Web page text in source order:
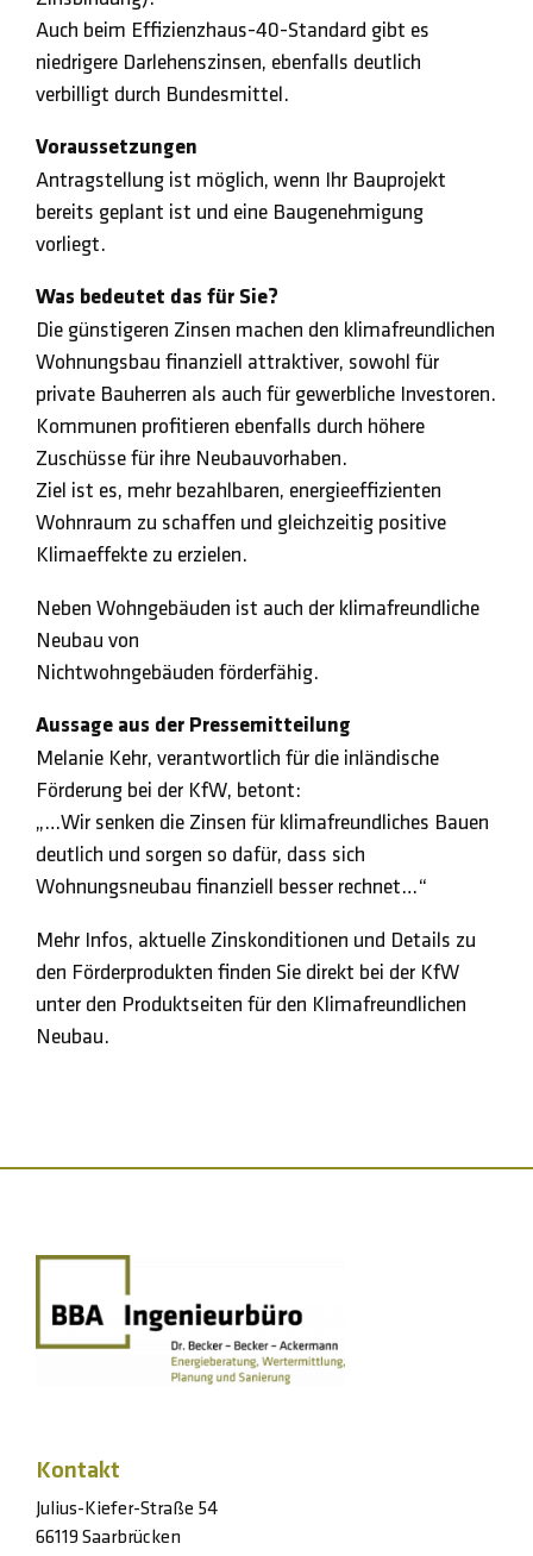
Auch beim Effizienzhaus-40-Standard gibt es
niedrigere Darlehenszinsen, ebenfalls deutlich
verbilligt durch Bundesmittel.
Voraussetzungen
Antragstellung ist möglich, wenn Ihr Bauprojekt
bereits geplant ist und eine Baugenehmigung
vorliegt.
Was bedeutet das für Sie?
Die günstigeren Zinsen machen den klimafreundlichen
Wohnungsbau finanziell attraktiver, sowohl für
private Bauherren als auch für gewerbliche Investoren.
Kommunen profitieren ebenfalls durch höhere
Zuschüsse für ihre Neubauvorhaben.
Ziel ist es, mehr bezahlbaren, energieeffizienten
Wohnraum zu schaffen und gleichzeitig positive
Klimaeffekte zu erzielen.
Neben Wohngebäuden ist auch der klimafreundliche
Neubau von
Nichtwohngebäuden förderfähig.
Aussage aus der Pressemitteilung
Melanie Kehr, verantwortlich für die inländische
Förderung bei der KfW, betont:
„…Wir senken die Zinsen für klimafreundliches Bauen
deutlich und sorgen so dafür, dass sich
Wohnungsneubau finanziell besser rechnet…“
Mehr Infos, aktuelle Zinskonditionen und Details zu
den Förderprodukten finden Sie direkt bei der KfW
unter den Produktseiten für den Klimafreundlichen
Neubau.
Kontakt
Julius-Kiefer-Straße 54
66119 Saarbrücken